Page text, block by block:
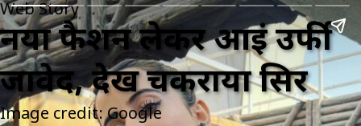
Web Story
नया फैशन लेकर आईं उर्फी
जावेद, देख चकराया सिर
Image credit: Google